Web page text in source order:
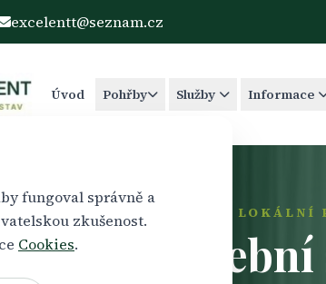
excelentt@seznam.cz
Úvod Pohřby Služby Informace
LOKÁLNÍ
fungoval správně a
zkušenost.
Cookies.